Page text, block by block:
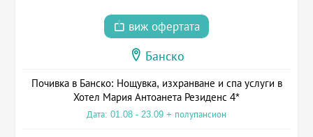
виж офертата
Банско
Почивка в Банско: Нощувка, изхранване и спа услуги в
Хотел Мария Антоанета Резиденс 4*
Дата: 01.08 - 23.09 + полупансион